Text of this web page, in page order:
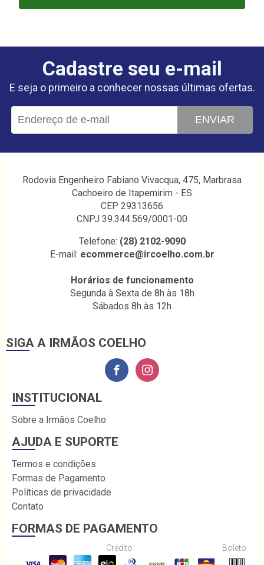
Cadastre seu e-mail
E seja o primeiro a conhecer nossas últimas ofertas.
ENVIAR
Rodovia Engenheiro Fabiano Vivacqua, 475, Marbrasa
Cachoeiro de Itapemirim - ES
CEP 29313656
CNPJ 39.344.569/0001-00
Telefone: (28) 2102-9090
E-mail: ecommerce@ircoelho.com.br
Horários de funcionamento
Segunda à Sexta de 8h às 18h
Sábados 8h às 12h
SIGA A IRMÃOS COELHO
INSTITUCIONAL
Sobre a Irmãos Coelho
AJUDA E SUPORTE
Termos e condições
Formas de Pagamento
Políticas de privacidade
Contato
FORMAS DE PAGAMENTO
Crédito Boleto